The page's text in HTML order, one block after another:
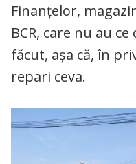
Finanțelor,
BCR, care nu au
făcut, așa că, în
repari ceva.